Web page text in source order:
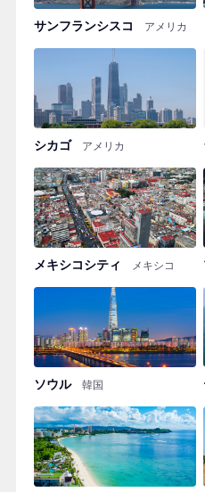
サンフランシスコ アメリカ
シカゴ アメリカ
メキシコシティ メキシコ
ソウル 韓国